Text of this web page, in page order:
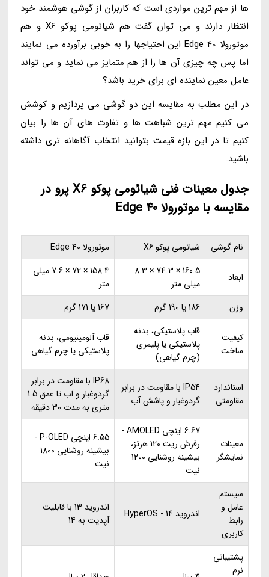
ها از مهم ترین مواردی است که کاربران از گوشی هوشمند خود
انتظار دارند و می توان گفت هم شیائومی پوکو X6 و هم
موتورولا Edge 40 این احتیاجها را به خوبی برآورده می نمایند
اما پس چه چیزی آن ها را از هم متمایز می نماید و می تواند
عامل معین نماینده ای برای خرید باشد؟
در این مطلب به مقایسه این دو گوشی می پردازیم و کوشش
می کنیم مهم ترین شباهت ها و تفاوت های آن ها را بیان
کنیم تا در این بازه قیمت بتوانید انتخاب آگاهانه تری داشته
باشید.
جدول معینات فنی شیائومی پوکو X6 پرو در
مقایسه با موتورولا Edge 40
نام گوشی شیائومی پوکو X6 موتورولا Edge 40
ابعاد
160.5 × 74.3 × 8.3
میلی متر
158.4 × 72 × 7.6 میلی
متر
وزن
186 یا 190 گرم 167 یا 171 گرم
کیفیت
ساخت
قاب پلاستیکی، بدنه
پلاستیکی یا پلیمری
(چرم گیاهی)
قاب آلومینیومی، بدنه
پلاستیکی یا چرم گیاهی
استاندارد
مقاومتی
IP54 با مقاومت در برابر
گردوغبار و پاشش آب
IP68 با مقاومت در برابر
گردوغبار و آب تا عمق 1.5
متری به مدت 30 دقیقه
معینات
نمایشگر
6.67 اینچی AMOLED -
رفرش ریت 120 هرتز،
بیشینه روشنایی 1200
نیت
6.55 اینچی P-OLED -
بیشینه روشنایی 1800
نیت
سیستم
عامل و
رابط
کاربری
اندروید 14 - HyperOS
اندروید 13 با قابلیت
آپدیت به 14
پشتیبانی
نرم